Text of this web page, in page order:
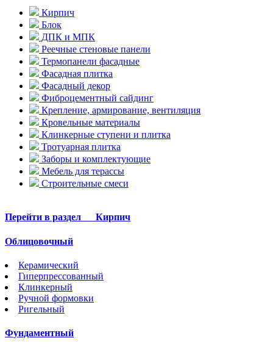
Кирпич
Блок
ДПК и МПК
Реечные стеновые панели
Термопанели фасадные
Фасадная плитка
Фасадный декор
Фиброцементный сайдинг
Крепление, армирование, вентиляция
Кровельные материалы
Клинкерные ступени и плитка
Тротуарная плитка
Заборы и комплектующие
Мебель для терассы
Строительные смеси
Перейти в раздел Кирпич
Облицовочный
Керамический
Гиперпрессованный
Клинкерный
Ручной формовки
Ригельный
Фундаментный